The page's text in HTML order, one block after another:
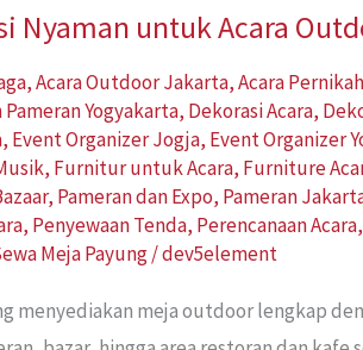
Nyaman untuk Acara
,Acara Outdoor Jakarta,Acara
Yogyakarta, Dekorasi Acara,
, Event Organizer Jogja, Event Organizer
, Furnitur untuk Acara, Furniture
, Pameran dan Expo, Pameran
, Penyewaan Tenda, Perencanaan Acara,
Meja Payung/dev5element
menyediakan meja outdoor lengkap